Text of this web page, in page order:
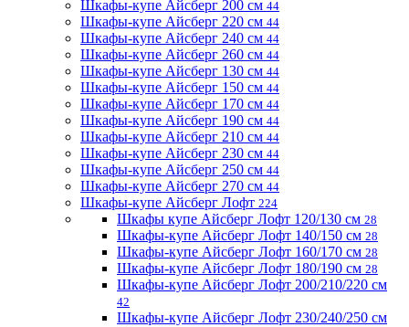
Шкафы-купе Айсберг 200 см 44
Шкафы-купе Айсберг 220 см 44
Шкафы-купе Айсберг 240 см 44
Шкафы-купе Айсберг 260 см 44
Шкафы-купе Айсберг 130 см 44
Шкафы-купе Айсберг 150 см 44
Шкафы-купе Айсберг 170 см 44
Шкафы-купе Айсберг 190 см 44
Шкафы-купе Айсберг 210 см 44
Шкафы-купе Айсберг 230 см 44
Шкафы-купе Айсберг 250 см 44
Шкафы-купе Айсберг 270 см 44
Шкафы-купе Айсберг Лофт 224
Шкафы купе Айсберг Лофт 120/130 см 28
Шкафы-купе Айсберг Лофт 140/150 см 28
Шкафы-купе Айсберг Лофт 160/170 см 28
Шкафы-купе Айсберг Лофт 180/190 см 28
Шкафы-купе Айсберг Лофт 200/210/220 см
42
Шкафы-купе Айсберг Лофт 230/240/250 см